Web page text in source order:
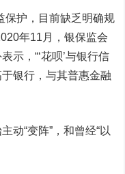
护，目前缺乏明确规
年11月，银保监会
示，“‘花呗’与银行信
银行，与其普惠金融
“变阵”，和曾经“以